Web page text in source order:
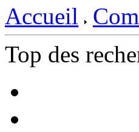
Accueil
Top des